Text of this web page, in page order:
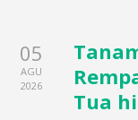
05
AGU
2026
Tua